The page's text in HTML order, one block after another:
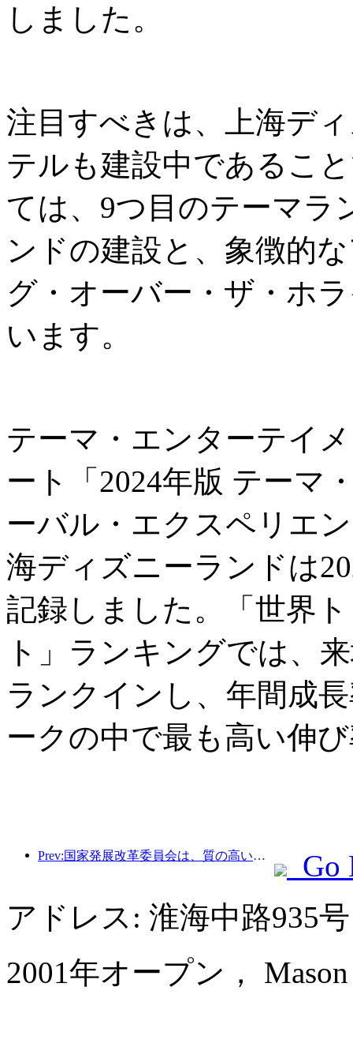
しました。
注目すべきは、上海デ
テルも建設中であるこ
ては、9つ目のテーマラ
ンドの建設と、象徴的
グ・オーバー・ザ・ホ
います。
テーマ・エンターテイ
ート「2024年版 テーマ
ーバル・エクスペリエ
海ディズニーランドは
記録しました。「世界
ト」ランキングでは、
ランクインし、年間成
ークの中で最も高い伸
Prev:国家発展改革委員会は、質の高いアウトドアスポーツの目的地49か所の最初のバッチを発表しました。
Go
アドレス: 淮海中路935
2001年オープン， Mason